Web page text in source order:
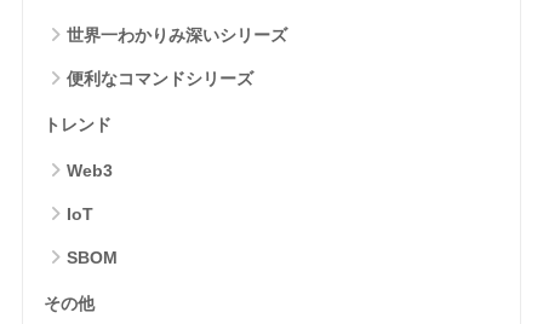
世界一わかりみ深いシリーズ
便利なコマンドシリーズ
トレンド
Web3
IoT
SBOM
その他